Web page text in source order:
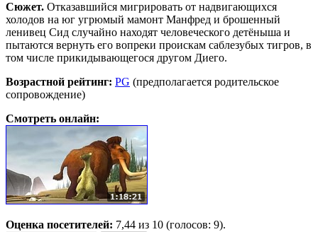
Сюжет. Отказавшийся мигрировать от надвигающихся
холодов на юг угрюмый мамонт Манфред и брошенный
ленивец Сид случайно находят человеческого детёныша и
пытаются вернуть его вопреки проискам саблезубых тигров, в
том числе прикидывающегося другом Диего.
Возрастной рейтинг: PG (предполагается родительское
сопровождение)
Смотреть онлайн:
Оценка посетителей: 7,44 из 10 (голосов: 9).